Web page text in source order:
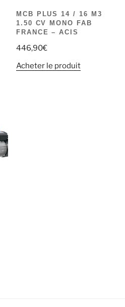
MCB PLUS 14 / 16 M3
1.50 CV MONO FAB
FRANCE – ACIS
446,90€
Acheter le produit